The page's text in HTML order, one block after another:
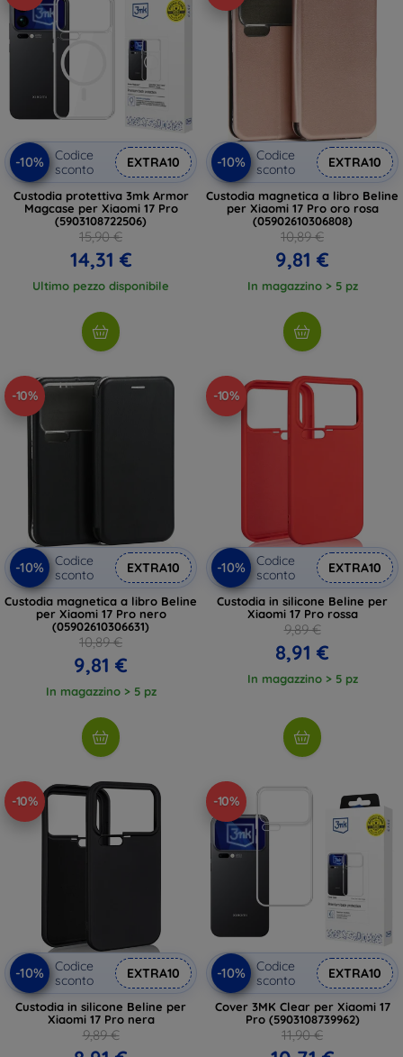
-10%
Codice
sconto
EXTRA10
Custodia protettiva 3mk Armor
Magcase per Xiaomi 17 Pro
(5903108722506)
15,90 €
14,31 €
Ultimo pezzo disponibile
-10%
Codice
sconto
EXTRA10
Custodia magnetica a libro Beline
per Xiaomi 17 Pro oro rosa
(05902610306808)
10,89 €
9,81 €
In magazzino > 5 pz
-10%
-10%
Codice
sconto
EXTRA10
Custodia magnetica a libro Beline
per Xiaomi 17 Pro nero
(05902610306631)
10,89 €
9,81 €
In magazzino > 5 pz
-10%
-10%
Codice
sconto
EXTRA10
Custodia in silicone Beline per
Xiaomi 17 Pro rossa
9,89 €
8,91 €
In magazzino > 5 pz
-10%
-10%
Codice
sconto
EXTRA10
Custodia in silicone Beline per
Xiaomi 17 Pro nera
9,89 €
-10%
-10%
Codice
sconto
EXTRA10
Cover 3MK Clear per Xiaomi 17
Pro (5903108739962)
11,90 €